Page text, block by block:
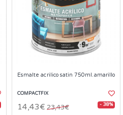
Esmalte acrilico satin 750ml.amarillo
COMPACTFIX
14,43€ 23,43€ - 38%